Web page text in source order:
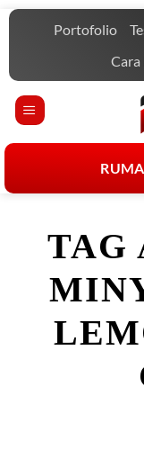
Skip
Portofolio
Cara
TAG